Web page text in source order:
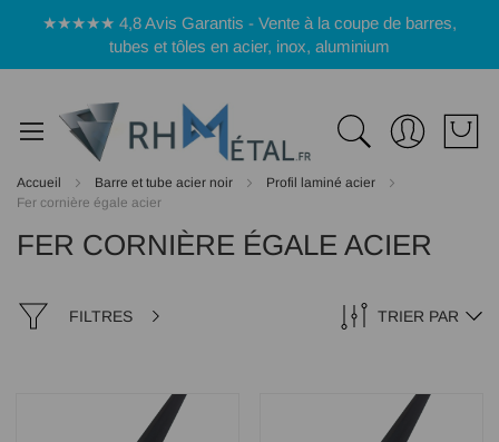
★★★★★ 4,8 Avis Garantis - Vente à la coupe de barres,
tubes et tôles en acier, inox, aluminium
Accueil Barre et tube acier noir
Profil laminé acier
Fer cornière égale acier
FER CORNIÈRE ÉGALE ACIER
FILTRES TRIER PAR